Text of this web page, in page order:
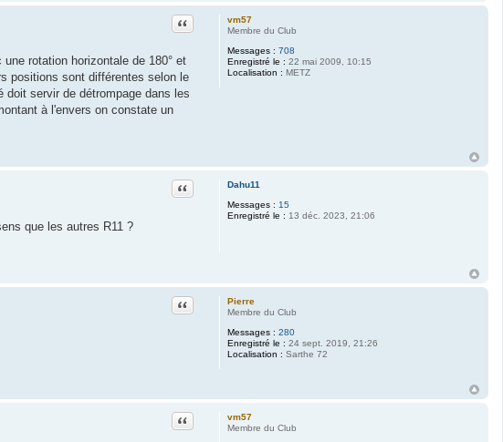
vm57
Membre du Club
Messages : 708
Enregistré le : 22 mai 2009, 10:15
Localisation : METZ
Citation
rotation horizontale de 180° et
positions sont différentes selon le
servir de détrompage dans les
à l'envers on constate un
Dahu11
Messages : 15
Enregistré le : 13 déc. 2023, 21:06
Citation
que les autres R11 ?
Pierre
Membre du Club
Messages : 280
Enregistré le : 24 sept. 2019, 21:26
Localisation : Sarthe 72
Citation
vm57
Membre du Club
Citation